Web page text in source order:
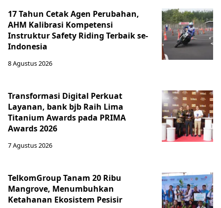
17 Tahun Cetak Agen Perubahan,
AHM Kalibrasi Kompetensi
Instruktur Safety Riding Terbaik se-
Indonesia
8 Agustus 2026
Transformasi Digital Perkuat
Layanan, bank bjb Raih Lima
Titanium Awards pada PRIMA
Awards 2026
7 Agustus 2026
TelkomGroup Tanam 20 Ribu
Mangrove, Menumbuhkan
Ketahanan Ekosistem Pesisir